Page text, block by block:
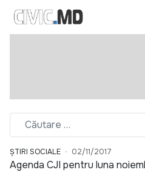
ȘTIRI SOCIALE 02/11/2017
Agenda CJI pentru luna